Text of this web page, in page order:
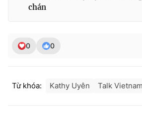
chán
0 0
Từ khóa: Kathy Uyên Talk Vietnam